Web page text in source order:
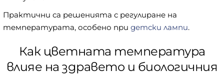
Практични са решенията с регулиране на
температурата, особено при детски лампи.
Как цветната температура
влияе на здравето и биологичния